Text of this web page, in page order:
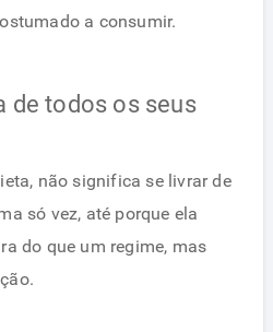
a consumir.
de todos os seus
não significa se livrar de
só vez, até porque ela
do que um regime, mas